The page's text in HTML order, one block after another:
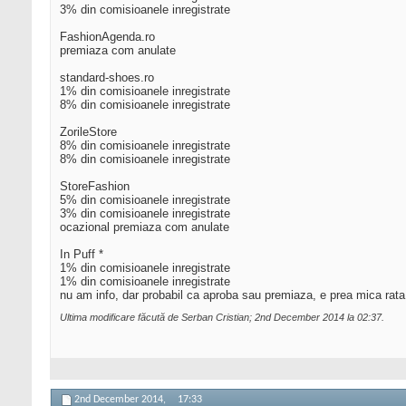
3% din comisioanele inregistrate
FashionAgenda.ro
premiaza com anulate
standard-shoes.ro
1% din comisioanele inregistrate
8% din comisioanele inregistrate
ZorileStore
8% din comisioanele inregistrate
8% din comisioanele inregistrate
StoreFashion
5% din comisioanele inregistrate
3% din comisioanele inregistrate
ocazional premiaza com anulate
In Puff *
1% din comisioanele inregistrate
1% din comisioanele inregistrate
nu am info, dar probabil ca aproba sau premiaza, e prea mica
Ultima modificare făcută de Serban Cristian; 2nd December 2014 la 02:37.
2nd December 2014, 17:33